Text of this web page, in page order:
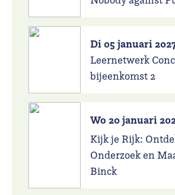
Di 05 januari
Leernetwerk
bijeenkomst 2
Wo 20 januari
Kijk je Rijk:
Onderzoek en
Binck